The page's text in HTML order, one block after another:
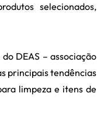
selecionados,
DEAS – associação
principais tendências
limpeza e itens de